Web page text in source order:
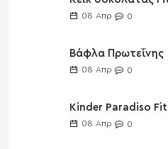
08 Απρ 0
Βάφλα Πρωτεΐνης
08 Απρ 0
Kinder Paradiso Fit
08 Απρ 0